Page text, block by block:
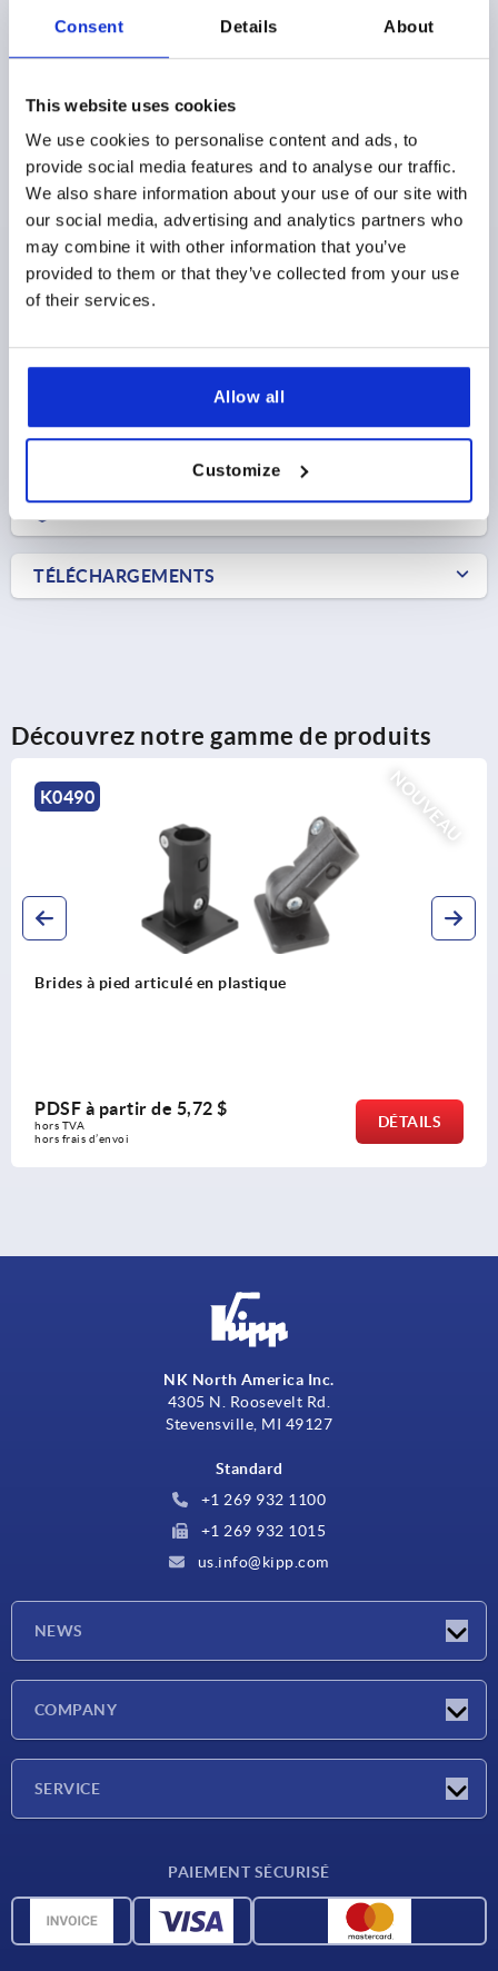
Consent Details About
This website uses cookies
We use cookies to personalise content and ads, to
provide social media features and to analyse our traffic.
We also share information about your use of our site with
our social media, advertising and analytics partners who
may combine it with other information that you’ve
provided to them or that they’ve collected from your use
of their services.
Allow all
Customize
BRIDE EN CROIX THERMOPLASTIQUE, POUR TUBE
ROND, COMP:ACIER, A=30, B=30
DIAMÈTRE INTÉRIEUR=30
DIAMÈTRE INTÉRIEUR=30
C=33
D=45 K=72 L=99 P=28,5 R=77 S=M8X25
Référence:K0472.3030
hors TVA
DÉTAILS
TÉLÉCHARGEMENTS
Découvrez notre gamme de produits
NOUVEAU
K0490
Brides à pied articulé en plastique
PDSF à partir de 5,72 $
hors TVA
hors frais d’envoi
DÉTAILS
NK North America Inc.
4305 N. Roosevelt Rd.
Stevensville, MI 49127
Standard
+1 269 932 1100
+1 269 932 1015
us.info@kipp.com
NEWS
COMPANY
SERVICE
Matériaux
PAIEMENT SÉCURISÉ